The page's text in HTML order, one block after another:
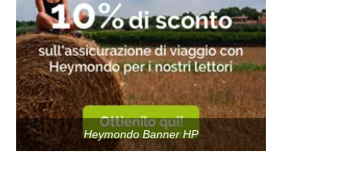
Heymondo Banner HP